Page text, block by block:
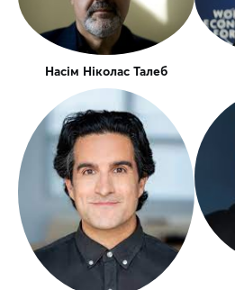
Насім Ніколас Талеб